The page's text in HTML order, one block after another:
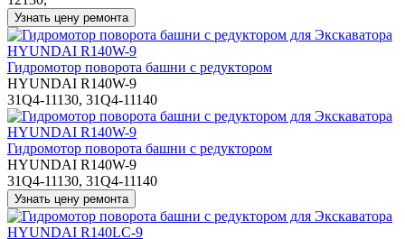
Гидромотор поворота башни с редуктором
HYUNDAI R140W-9
31Q4-11130, 31Q4-11140
Гидромотор поворота башни с редуктором
HYUNDAI R140W-9
31Q4-11130, 31Q4-11140